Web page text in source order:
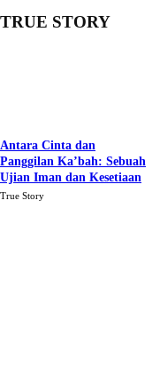
TRUE STORY
Antara Cinta dan
Panggilan Ka’bah: Sebuah
Ujian Iman dan Kesetiaan
True Story